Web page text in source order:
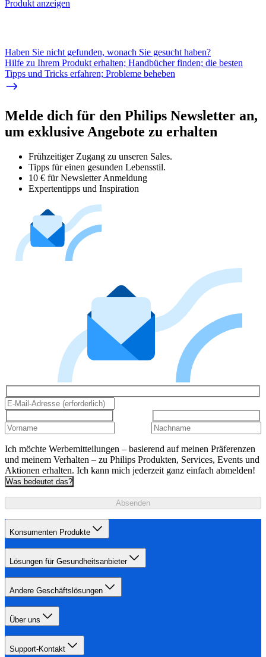
Produkt anzeigen
Haben Sie nicht gefunden, wonach Sie gesucht haben?
Hilfe zu Ihrem Produkt erhalten; Handbücher finden; die besten
Tipps und Tricks erfahren; Probleme beheben
Melde dich für den Philips Newsletter an,
um exklusive Angebote zu erhalten
Frühzeitiger Zugang zu unseren Sales.
Tipps für einen gesunden Lebensstil.
10 € für Newsletter Anmeldung
Expertentipps und Inspiration
Ich möchte Werbemitteilungen – basierend auf meinen Präferenzen
und meinem Verhalten – zu Philips Produkten, Services, Events und
Aktionen erhalten. Ich kann mich jederzeit ganz einfach abmelden!
Was bedeutet das?
Absenden
Konsumenten Produkte
Lösungen für Gesundheitsanbieter
Andere Geschäftslösungen
Über uns
Support-Kontakt